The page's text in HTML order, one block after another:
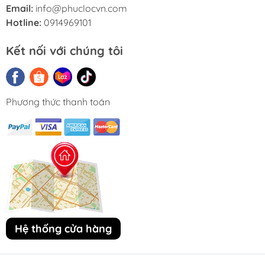
Email: info@phuclocvn.com
Hotline: 0914969101
Kết nối với chúng tôi
Phương thức thanh toán
Hệ thống cửa hàng